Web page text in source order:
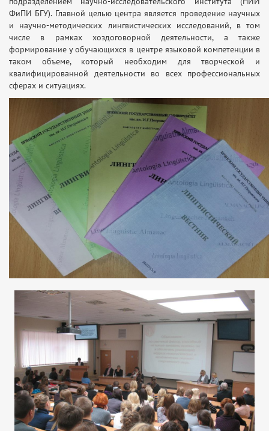
ФиПИ БГУ). Главной целью центра является проведение научных
и научно-методических лингвистических исследований, в том
числе в рамках хоздоговорной деятельности, а также
формирование у обучающихся в центре языковой компетенции в
таком объеме, который необходим для творческой и
квалифицированной деятельности во всех профессиональных
сферах и ситуациях.